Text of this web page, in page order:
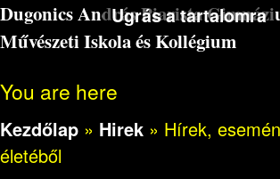
Ugrás a tartalomra
Dugonics András Piarista
Művészeti Iskola és Kollégium
You are here
Kezdőlap » Hirek » Hírek,
életéből